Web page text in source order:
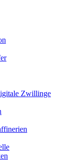
Zwillinge